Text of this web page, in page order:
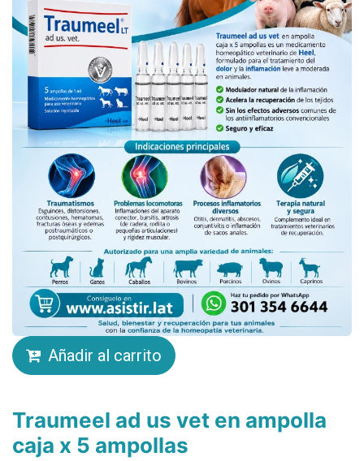
Añadir al carrito
Traumeel ad us vet en ampolla
caja x 5 ampollas